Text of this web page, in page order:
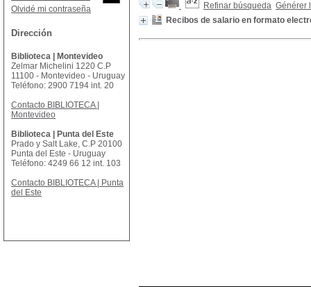
Refinar búsqueda Générer
Recibos de salario en formato
Olvidé mi contraseña
Dirección
Biblioteca | Montevideo
Zelmar Michelini 1220 C.P
11100 - Montevideo - Uruguay
Teléfono: 2900 7194 int. 20
Contacto BIBLIOTECA |
Montevideo
Biblioteca | Punta del Este
Prado y Salt Lake, C.P 20100
Punta del Este - Uruguay
Teléfono: 4249 66 12 int. 103
Contacto BIBLIOTECA | Punta
del Este